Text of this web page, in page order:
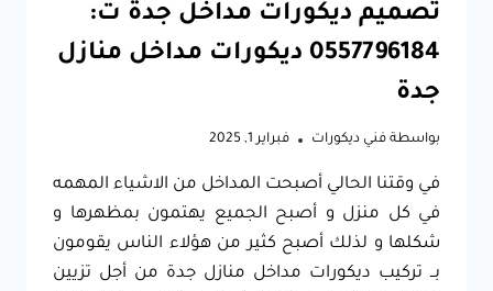
تصميم ديكورات مداخل جدة ت:
0557796184 ديكورات مداخل منازل
جدة
بواسطة فني ديكورات فبراير 1, 2025
في وقتنا الحالي أصبحت المداخل من الاشياء المهمه
في كل منزل و أصبح الجميع يهتمون بمظهرها و
شكلها و لذلك أصبح كثير من هؤلاء الناس يقومون
بــ تركيب ديكورات مداخل منازل جدة من أجل تزيين